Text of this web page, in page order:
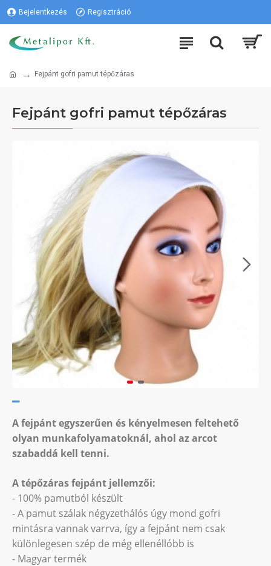
Bejelentkezés Regisztráció
Fejpánt gofri pamut tépőzáras
Fejpánt gofri pamut tépőzáras
A fejpánt egyszerűen és kényelmesen feltehető
olyan munkafolyamatoknál, ahol az arcot
szabaddá kell tenni.
A tépőzáras fejpánt jellemzői:
- 100% pamutból készült
- A pamut szálak négyzethálós úgy mond gofri
mintásra vannak varrva, így a fejpánt nem csak
különlegesen szép de még ellenéllóbb is
- Magyar termék